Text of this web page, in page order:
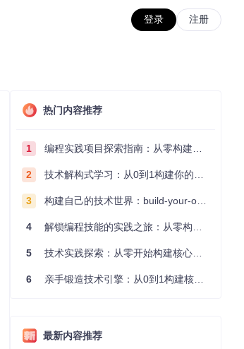
登录 注册
热门内容推荐
1 编程实践项目探索指南：从零构建技术能力体系
2 技术解构式学习：从0到1构建你的编程知识体系
3 构建自己的技术世界：build-your-own-x项目的实践探索指南
4 解锁编程技能的实践之旅：从零构建你的技术世界
5 技术实践探索：从零开始构建核心系统的实践指南
6 亲手锻造技术引擎：从0到1构建核心系统的实践指南
最新内容推荐